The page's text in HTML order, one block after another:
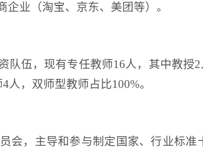
业（淘宝、京东、美团等）。
队伍，现有专任教师16人，其中教授
，双师型教师占比100%。
会，主导和参与制定国家、行业标准